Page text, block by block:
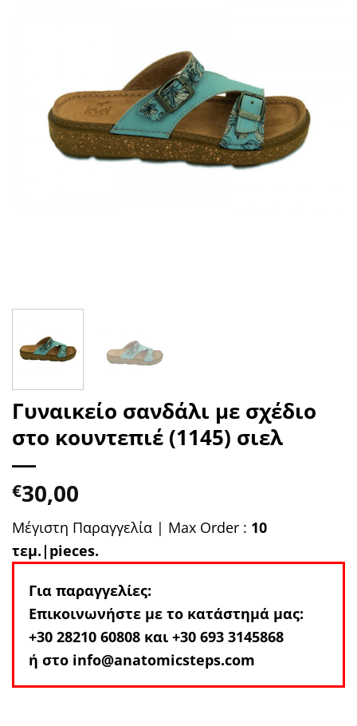
Γυναικείο σανδάλι με σχέδιο
στο κουντεπιέ (1145) σιελ
€30,00
Μέγιστη Παραγγελία | Max Order : 10
τεμ.|pieces.
Για παραγγελίες:
Επικοινωνήστε με το κατάστημά μας:
+30 28210 60808 και +30 693 3145868
ή στο info@anatomicsteps.com